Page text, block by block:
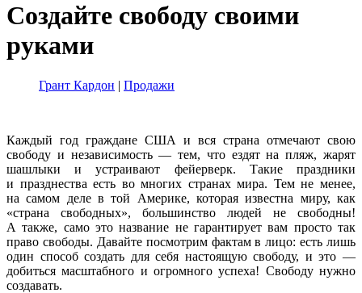
Создайте свободу своими
руками
Грант Кардон | Продажи
Каждый год граждане США и вся страна отмечают свою
свободу и независимость — тем, что ездят на пляж, жарят
шашлыки и устраивают фейерверк. Такие праздники
и празднества есть во многих странах мира. Тем не менее,
на самом деле в той Америке, которая известна миру, как
«страна свободных», большинство людей не свободны!
А также, само это название не гарантирует вам просто так
право свободы. Давайте посмотрим фактам в лицо: есть лишь
один способ создать для себя настоящую свободу, и это —
добиться масштабного и огромного успеха! Свободу нужно
создавать.